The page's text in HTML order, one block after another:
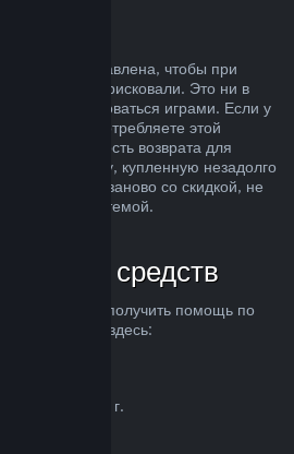
была добавлена, чтобы при
вы ничем не рисковали. Это ни в
пользоваться играми. Если у
что вы злоупотребляете этой
возможность возврата для
средств за игру, купленную незадолго
купить ее заново со скидкой, не
нашей системой.
возврат средств
средств и получить помощь по
в Steam здесь:
апреля 2024 г.